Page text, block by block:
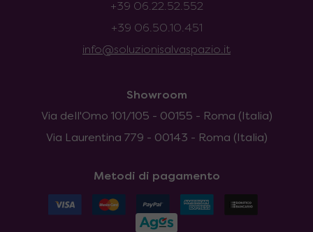
+39 06.22.52.552
+39 06.50.10.451
info@soluzionisalvaspazio.it
Showroom
Via dell'Omo 101/105 - 00155 - Roma (Italia)
Via Laurentina 779 - 00143 - Roma (Italia)
Metodi di pagamento